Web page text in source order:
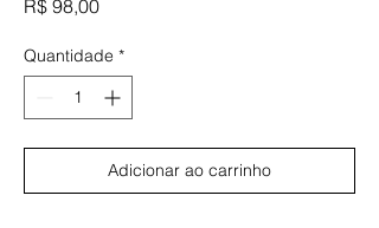
R$ 98,00Preço
Quantidade *
Adicionar ao carrinho